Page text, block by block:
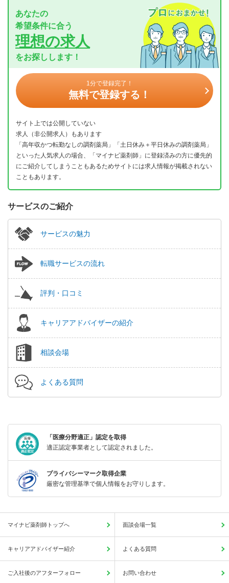
あなたの
希望条件に合う
理想の求人
をお探しします！
1分で登録完了！
無料で登録する！
サイト上では公開していない
求人（非公開求人）もあります
「高年収かつ転勤なしの調剤薬局」「土日休み＋平日休みの調剤薬局」
といった人気求人の場合、「マイナビ薬剤師」に登録済みの方に優先的
にご紹介してしまうこともあるためサイトには求人情報が掲載されない
こともあります。
サービスのご紹介
サービスの魅力
転職サービスの流れ
評判・口コミ
キャリアアドバイザーの紹介
相談会場
よくある質問
「医療分野適正」認定を取得
適正認定事業者として認定されました。
プライバシーマーク取得企業
厳密な管理基準で個人情報をお守りします。
マイナビ薬剤師トップへ 面談会場一覧
キャリアアドバイザー紹介 よくある質問
ご入社後のアフターフォロー お問い合わせ